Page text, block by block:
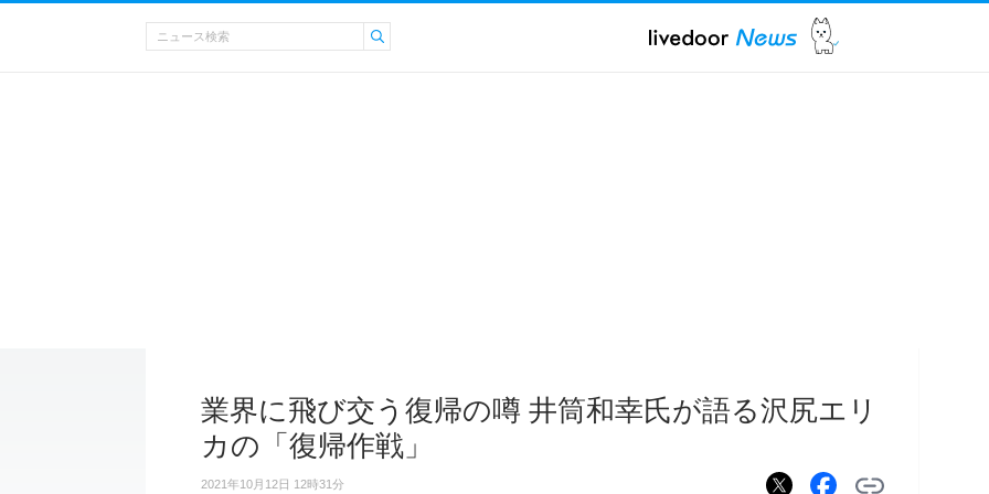
業界に飛び交う復帰の噂 井筒和幸氏が語る沢尻エリ
カの「復帰作戦」
2021年10月12日 12時31分